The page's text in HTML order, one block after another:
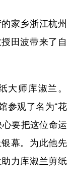
数字经济
悦读
上市公司
家乡浙江杭州
田波带来了自
师库淑兰。
参观了名为“花
要把这位命运
幕。为此他先
力库淑兰剪纸